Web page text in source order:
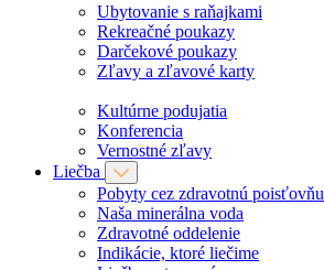
Ubytovanie s raňajkami
Rekreačné poukazy
Darčekové poukazy
Zľavy a zľavové karty
Kultúrne podujatia
Konferencia
Vernostné zľavy
Liečba
Pobyty cez zdravotnú poisťovňu
Naša minerálna voda
Zdravotné oddelenie
Indikácie, ktoré liečime